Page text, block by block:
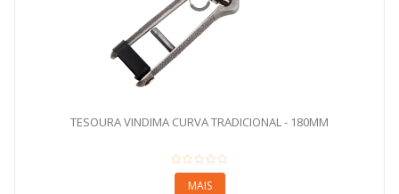
TESOURA VINDIMA CURVA TRADICIONAL - 180MM
MAIS